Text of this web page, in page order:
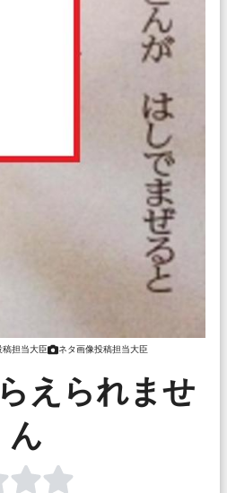
稿担当大臣 ネタ画像投稿担当大臣
えられませ
ん